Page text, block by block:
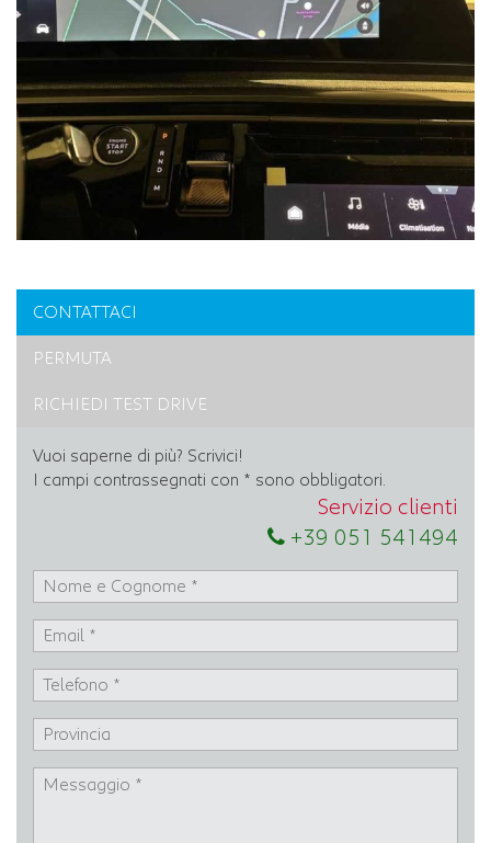
CONTATTACI
PERMUTA
RICHIEDI TEST DRIVE
Vuoi saperne di più? Scrivici!
I campi contrassegnati con * sono obbligatori.
Servizio clienti
+39 051 541494